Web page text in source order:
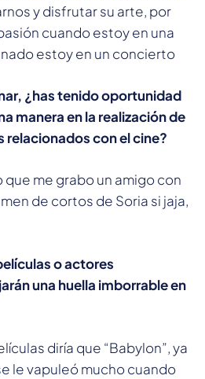
y disfrutar su arte, por
cuando estoy en una
estoy en un concierto
¿has tenido oportunidad
manera en la realización de
con el cine?
me grabo un amigo con
de cortos de Soria si jaja,
o actores
una huella imborrable en
diría que “Babylon”, ya
le vapuleó mucho cuando